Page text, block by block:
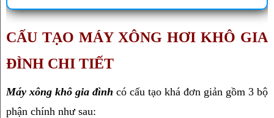
CẤU TẠO MÁY XÔNG HƠI KHÔ GIA
ĐÌNH CHI TIẾT
Máy xông khô gia đình có cấu tạo khá đơn giản gồm 3 bộ
phận chính như sau: